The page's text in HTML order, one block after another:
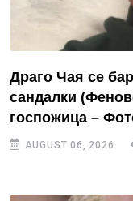
Драго Чая се
сандалки
госпожица –
AUGUST 06, 2026